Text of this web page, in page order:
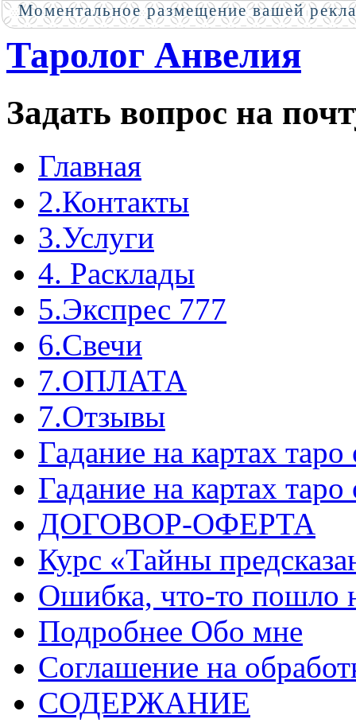
Таролог Анвелия
Задать вопрос на
Главная
2.Контакты
3.Услуги
4. Расклады
5.Экспрес 777
6.Свечи
7.ОПЛАТА
7.Отзывы
Гадание на картах
Гадание на картах
ДОГОВОР-ОФЕРТА
Курс «Тайны
Ошибка, что-то пошло
Подробнее Обо мне
Соглашение на
СОДЕРЖАНИЕ
Моментальное размещение вашей